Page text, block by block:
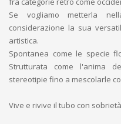
Se vogliamo metterla
considerazione la sua
artistica.
Spontanea come le specie
Strutturata come l'anima
stereotipie fino a mescolarle
Vive e rivive il tubo con